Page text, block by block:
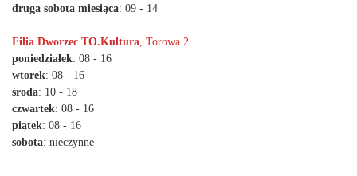
druga sobota miesiąca: 09 - 14
Filia Dworzec TO.Kultura, Torowa 2
poniedziałek: 08 - 16
wtorek: 08 - 16
środa: 10 - 18
czwartek: 08 - 16
piątek: 08 - 16
sobota: nieczynne